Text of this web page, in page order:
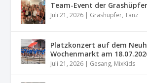
Team-Event der Grashüpfer
Juli 21, 2026 | Grashüpfer,Tanz
Platzkonzert auf dem
Wochenmarkt am
Juli 21, 2026 | Gesang, MixKids